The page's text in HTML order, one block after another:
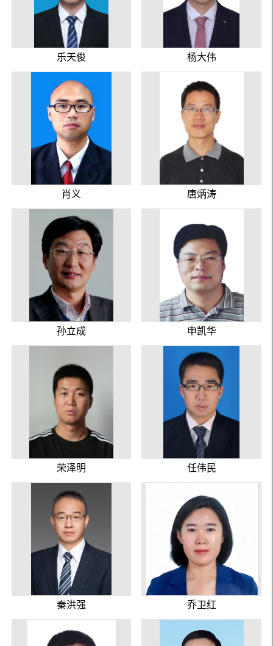
乐天俊 杨大伟
肖义 唐炳涛
孙立成 申凯华
荣泽明 任伟民
秦洪强 乔卫红